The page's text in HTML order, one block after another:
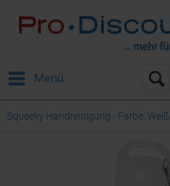
Menü
Squeeky Handreinigung - Farbe: Weiß